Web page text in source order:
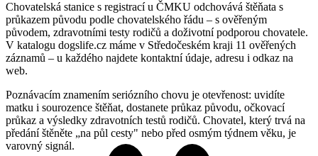
Chovatelská stanice s registrací u ČMKU odchovává štěňata s
průkazem původu podle chovatelského řádu – s ověřeným
původem, zdravotními testy rodičů a doživotní podporou chovatele.
V katalogu dogslife.cz máme v Středočeském kraji 11 ověřených
záznamů – u každého najdete kontaktní údaje, adresu i odkaz na
web.
Poznávacím znamením seriózního chovu je otevřenost: uvidíte
matku i sourozence štěňat, dostanete průkaz původu, očkovací
průkaz a výsledky zdravotních testů rodičů. Chovatel, který trvá na
předání štěněte „na půl cesty" nebo před osmým týdnem věku, je
varovný signál.